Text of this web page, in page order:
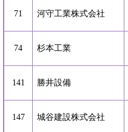
71 河守工業株式会社
74 杉本工業
141 勝井設備
147 城谷建設株式会社